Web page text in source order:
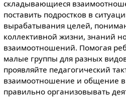
складывающиеся
поставить подростков в
вырабатывания целей,
коллективной жизни, знаний
взаимоотношений. Помогая
малые группы для разных
проявляйте педагогический
взаимоотношение и общение в
правильно организовывать